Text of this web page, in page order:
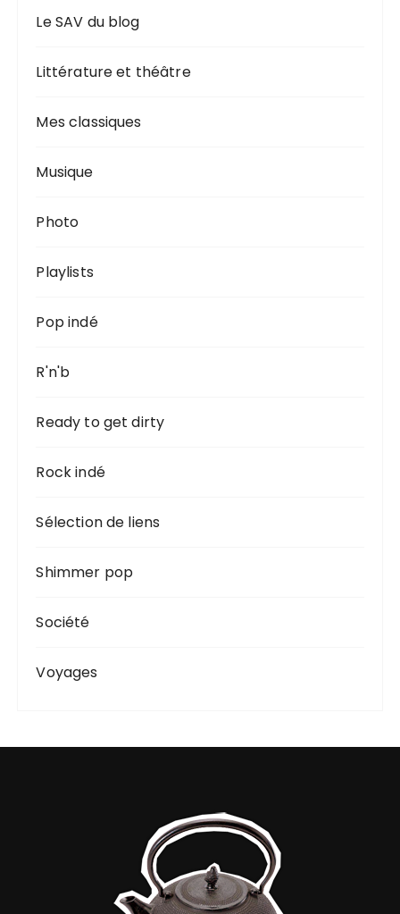
Le SAV du blog
Littérature et théâtre
Mes classiques
Musique
Photo
Playlists
Pop indé
R'n'b
Ready to get dirty
Rock indé
Sélection de liens
Shimmer pop
Société
Voyages